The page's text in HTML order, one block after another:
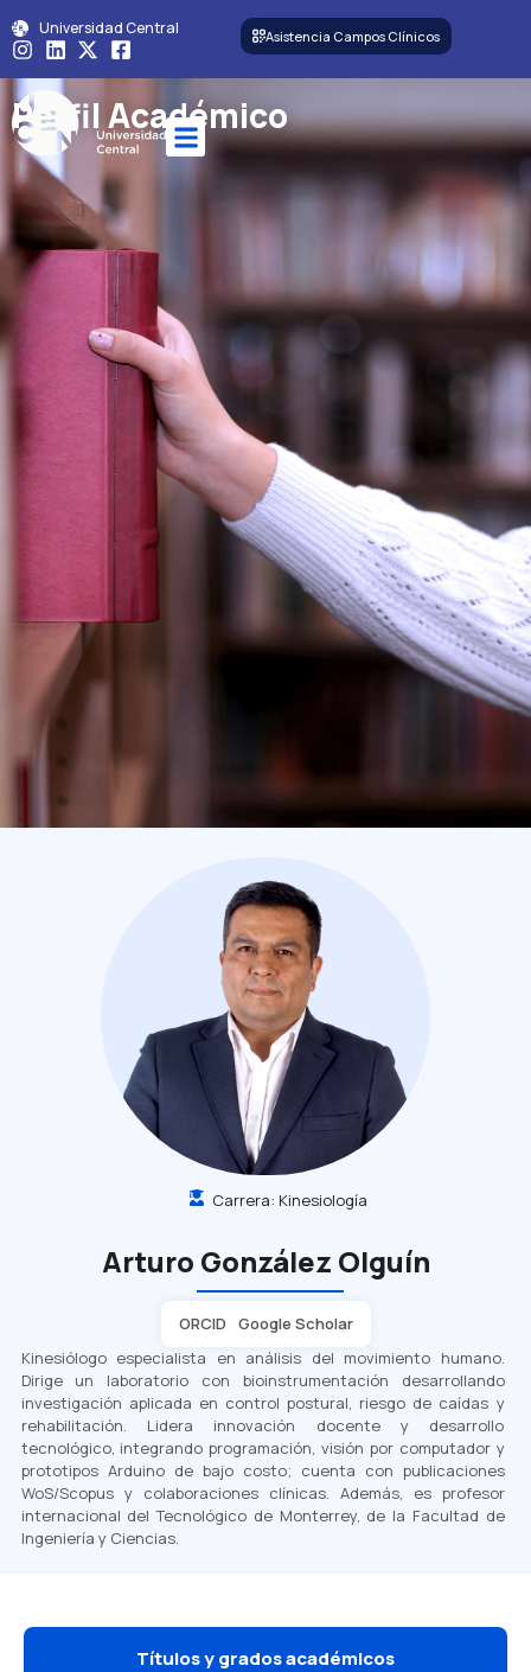
Universidad Central Asistencia Campos Clínicos
Perfil Académico
Carrera: Kinesiología
Arturo González Olguín
ORCID
Google Scholar
Kinesiólogo especialista en análisis del movimiento humano.
Dirige un laboratorio con bioinstrumentación desarrollando
investigación aplicada en control postural, riesgo de caídas y
rehabilitación. Lidera innovación docente y desarrollo
tecnológico, integrando programación, visión por computador y
prototipos Arduino de bajo costo; cuenta con publicaciones
WoS/Scopus y colaboraciones clínicas. Además, es profesor
internacional del Tecnológico de Monterrey, de la Facultad de
Ingeniería y Ciencias.
Títulos y grados académicos